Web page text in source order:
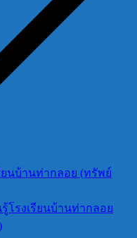
นบ้านท่ากลอย (ทรัพย์
โรงเรียนบ้านท่ากลอย